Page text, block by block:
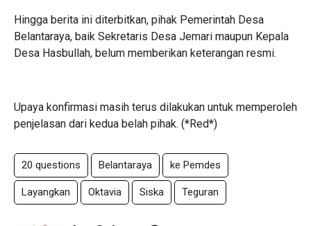
‎Hingga berita ini diterbitkan, pihak Pemerintah Desa
Belantaraya, baik Sekretaris Desa Jemari maupun Kepala
Desa Hasbullah, belum memberikan keterangan resmi.
Upaya konfirmasi masih terus dilakukan untuk memperoleh
penjelasan dari kedua belah pihak. (*Red*)
20 questions Belantaraya ke Pemdes
Layangkan Oktavia Siska Teguran